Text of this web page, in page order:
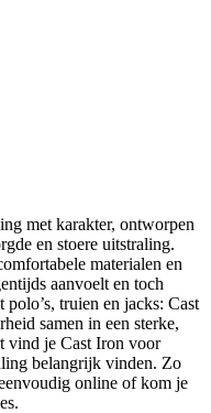
met karakter, ontworpen
en stoere uitstraling.
materialen en
aanvoelt en toch
truien en jacks: Cast
samen in een sterke,
vind je Cast Iron voor
belangrijk vinden. Zo
online of kom je